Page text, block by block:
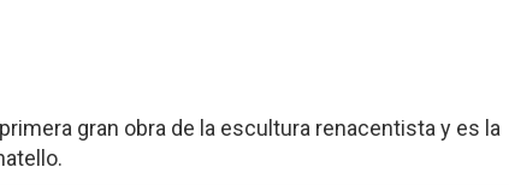
gran obra de la escultura renacentista y es la